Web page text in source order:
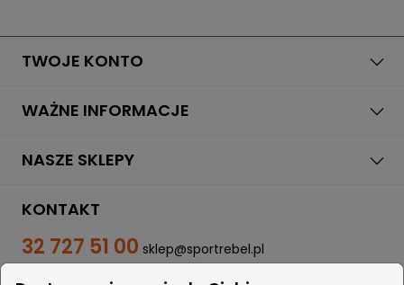
TWOJE KONTO
WAŻNE INFORMACJE
NASZE SKLEPY
KONTAKT
32 727 51 00 sklep@sportrebel.pl